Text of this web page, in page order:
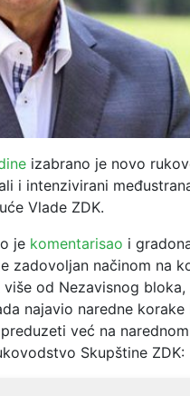
izabrano je novo
i intenzivirani
Vlade ZDK.
je komentarisao i
zadovoljan načinom na
više od Nezavisnog
najavio naredne
već na
Skupštine ZDK: